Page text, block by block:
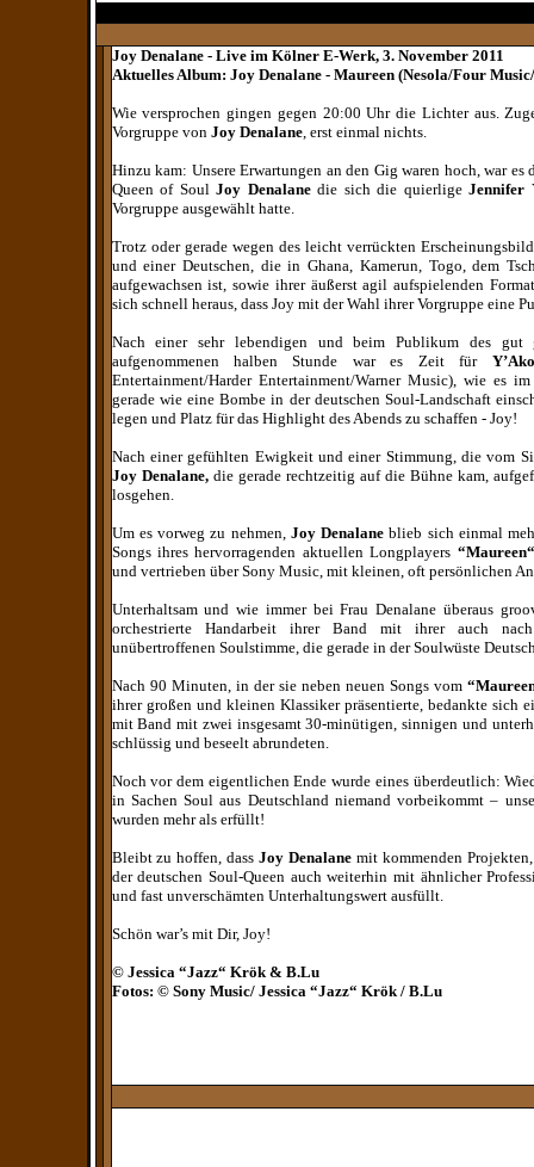
Joy Denalane - Live im Kölner E-Werk, 3. November 2011
Aktuelles Album: Joy Denalane - Maureen (Nesola/Four
Wie versprochen gingen gegen 20:00 Uhr die Lichter aus.
Vorgruppe von Joy Denalane, erst einmal nichts.
Hinzu kam: Unsere Erwartungen an den Gig waren hoch, war es
Queen of SoulJoy Denalanedie sich die quierligeJennifer
Vorgruppe ausgewählt hatte.
Trotz oder gerade wegen des leicht verrückten
und einer Deutschen, die inGhana, Kamerun, Togo, dem
aufgewachsen ist, sowie ihrer äußerst agil aufspielenden
sich schnell heraus, dass Joy mit der Wahl ihrer Vorgruppe eine
Nach einer sehr lebendigen und beim Publikum des gut
aufgenommenen halben Stunde war es Zeit für
Entertainment/Harder Entertainment/Warner Music), wie es
gerade wie eine Bombe in der deutschen Soul-Landschaft
legen und Platz für das Highlight des Abends zu schaffen - Joy!
Nach einer gefühlten Ewigkeit und einer Stimmung, die vom
Joy Denalane,die gerade rechtzeitig auf die Bühne kam,
losgehen.
Um es vorweg zu nehmen, Joy Denalane blieb sich einmal
Songs ihres hervorragenden aktuellen Longplayers “Maureen“
und vertrieben über Sony Music, mit kleinen, oft persönlichen
Unterhaltsam und wie immer bei Frau Denalane überaus
orchestrierte Handarbeit ihrer Band mit ihrer auch
unübertroffenen Soulstimme, die gerade in der Soulwüste
Nach 90 Minuten, in der sie neben neuen Songs vom
ihrer großen und kleinen Klassiker präsentierte, bedankte sich
mit Band mit zwei insgesamt 30-minütigen, sinnigen und
schlüssig und beseelt abrundeten.
Noch vor dem eigentlichen Ende wurde eines überdeutlich:
in Sachen Soul aus Deutschland niemand vorbeikommt –
wurden mehr als erfüllt!
Bleibt zu hoffen, dassJoy Denalane mit kommenden
der deutschen Soul-Queen auch weiterhin mit ähnlicher
und fast unverschämten Unterhaltungswert ausfüllt.
Schön war’s mit Dir, Joy!
© Jessica “Jazz“ Krök & B.Lu
Fotos: © Sony Music/ Jessica “Jazz“ Krök / B.Lu